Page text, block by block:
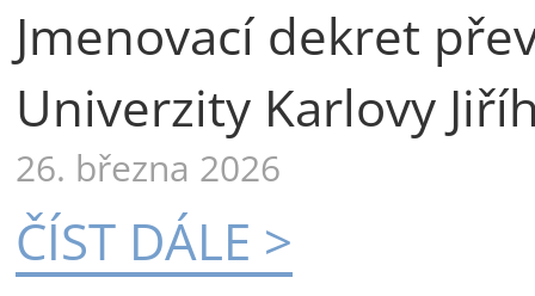
Jmenovací dekret
Univerzity Karlovy
26. března 2026
ČÍST DÁLE >